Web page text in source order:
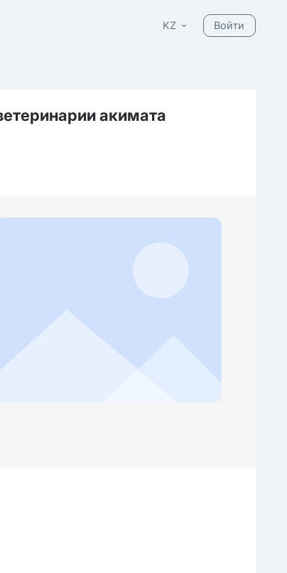
KZ Войти
акимата